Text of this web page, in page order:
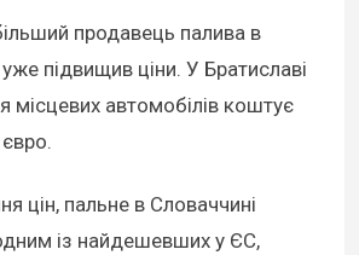
продавець палива в
підвищив ціни. У Братиславі
місцевих автомобілів коштує
цін, пальне в Словаччині
із найдешевших у ЄС,